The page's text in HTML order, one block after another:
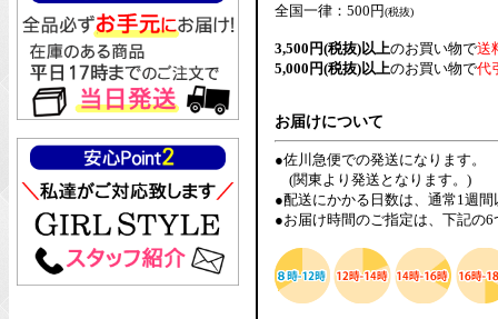
全国一律：500円(税抜)
3,500円(税抜)以上のお買い物で送
5,000円(税抜)以上のお買い物で代
お届けについて
●佐川急便での発送になります。
(関東より発送となります。)
●配送にかかる日数は、通常1週
●お届け時間のご指定は、下記の